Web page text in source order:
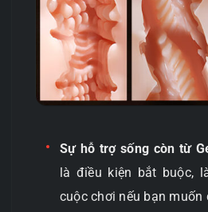
Sự hỗ trợ sống còn từ
là điều kiện bắt buộc,
cuộc chơi nếu bạn muốn